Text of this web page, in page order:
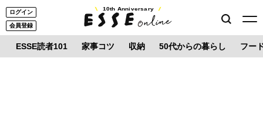
ログイン
会員登録
10th Anniversary
ESSE読者101 家事コツ 収納 50代からの暮らし フー